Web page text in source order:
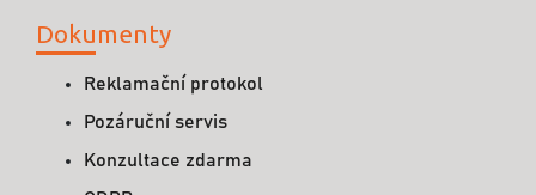
Dokumenty
Reklamační protokol
Pozáruční servis
Konzultace zdarma